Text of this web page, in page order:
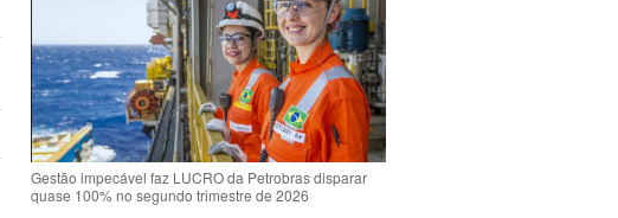
Gestão impecável faz LUCRO da Petrobras disparar
quase 100% no segundo trimestre de 2026